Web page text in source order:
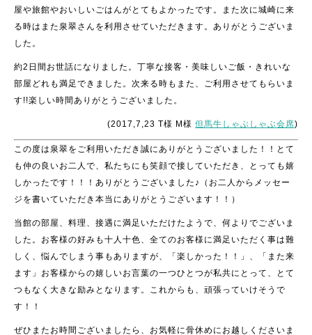
屋や旅館やおいしいごはんがとてもよかったです。また次に城崎に来
る時はまた泉翠さんを利用させていただきます。ありがとうございま
した。
約2日間お世話になりました。丁寧な接客・美味しいご飯・きれいな
部屋どれも満足できました。次来る時もまた、ご利用させてもらいま
す!!楽しい時間ありがとうございました。
(2017,7,23 T様 M様 但馬牛しゃぶしゃぶ会席)
この度は泉翠をご利用いただき誠にありがとうございました！！とて
も仲の良いお二人で、私たちにも笑顔で接していただき、とっても嬉
しかったです！！！ありがとうございました♪（お二人からメッセー
ジを書いていただき本当にありがとうございます！！）
当館の部屋、料理、接遇に満足いただけたようで、何よりでございま
した。お客様の好みも十人十色、全てのお客様に満足いただく事は難
しく、悩んでしまう事もありますが、「楽しかった！！」、「また来
ます」お客様からの嬉しいお言葉の一つひとつが私共にとって、とて
つもなく大きな励みとなります。これからも、頑張っていけそうで
す！！
ぜひまたお時間ございましたら、お気軽に骨休めにお越しくださいま